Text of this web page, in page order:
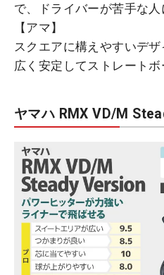
で、ドライバーが苦手な人
【アマ】
スクエアに構えやすいデ
広く安定してストレートボ
ヤマハ RMX VD/M